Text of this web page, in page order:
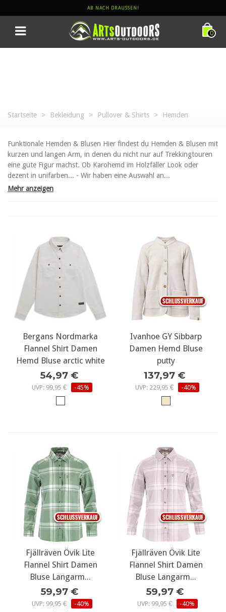
AB NACH DRAUSSEN!
0
Startseite > Bekleidung > Pullover & Shirts > Hemden
Funktionale Hemden & Blusen Hier findest du Hemden & Blusen mit
kurzen und langen Arm, in denen du nicht nur auf Trekkingtouren
eine gute Figur machst. Ob Karohemd im Holzfäller Look oder
dezent in unifarben... - Wir haben eine Auswahl an...
Mehr anzeigen
Bergans Nordmarka
Flannel Shirt Damen
Hemd Bluse arctic white
54,97 €
UVP: 99,95 € -45%
Ivanhoe GY Sibbarp
Damen Hemd Bluse
putty
137,97 €
UVP: 229,95 € -40%
Fjällräven Övik Lite
Flannel Shirt Damen
Bluse Langarm...
59,97 €
UVP: 99,95 € -40%
Fjällräven Övik Lite
Flannel Shirt Damen
Bluse Langarm...
59,97 €
UVP: 99,95 € -40%